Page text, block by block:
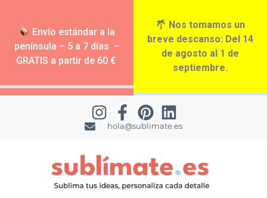
Envío estándar a la
península – 5 a 7 días –
GRATIS a partir de 60 €
Nos tomamos un
breve descanso: Del 14
de agosto al 1 de
septiembre.
hola@sublimate.es